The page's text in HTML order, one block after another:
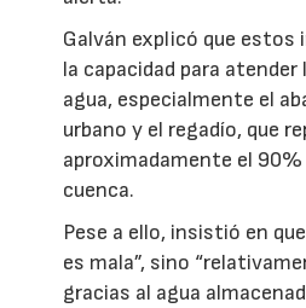
Galván explicó que estos
la capacidad para atender
agua, especialmente el
urbano y el regadío, que
aproximadamente el
cuenca.
Pese a ello, insistió en
es mala”, sino
gracias al agua